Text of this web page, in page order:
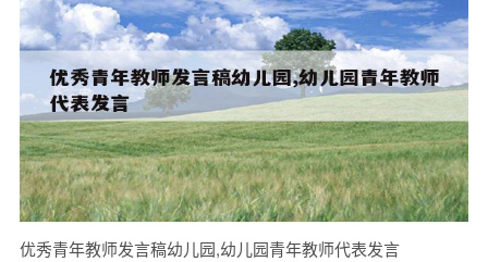
优秀青年教师发言稿幼儿园,幼儿园青年教师代表发言